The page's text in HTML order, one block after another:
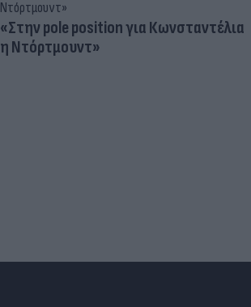
«Στην pole position για Κωνσταντέλια
η Ντόρτμουντ»